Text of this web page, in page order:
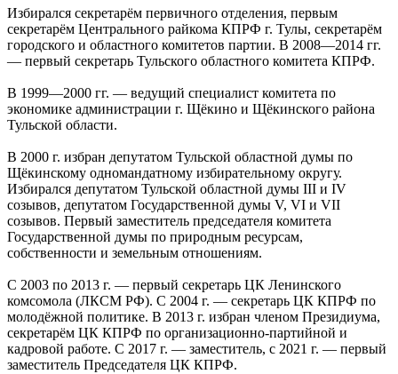
Избирался секретарём первичного отделения, первым
секретарём Центрального райкома КПРФ г. Тулы, секретарём
городского и областного комитетов партии. В 2008—2014 гг.
— первый секретарь Тульского областного комитета КПРФ.
В 1999—2000 гг. — ведущий специалист комитета по
экономике администрации г. Щёкино и Щёкинского района
Тульской области.
В 2000 г. избран депутатом Тульской областной думы по
Щёкинскому одномандатному избирательному округу.
Избирался депутатом Тульской областной думы III и IV
созывов, депутатом Государственной думы V, VI и VII
созывов. Первый заместитель председателя комитета
Государственной думы по природным ресурсам,
собственности и земельным отношениям.
С 2003 по 2013 г. — первый секретарь ЦК Ленинского
комсомола (ЛКСМ РФ). С 2004 г. — секретарь ЦК КПРФ по
молодёжной политике. В 2013 г. избран членом Президиума,
секретарём ЦК КПРФ по организационно-партийной и
кадровой работе. С 2017 г. — заместитель, с 2021 г. — первый
заместитель Председателя ЦК КПРФ.